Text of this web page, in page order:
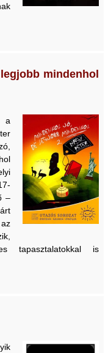
mindenhol
a
–
tapasztalatokkal is